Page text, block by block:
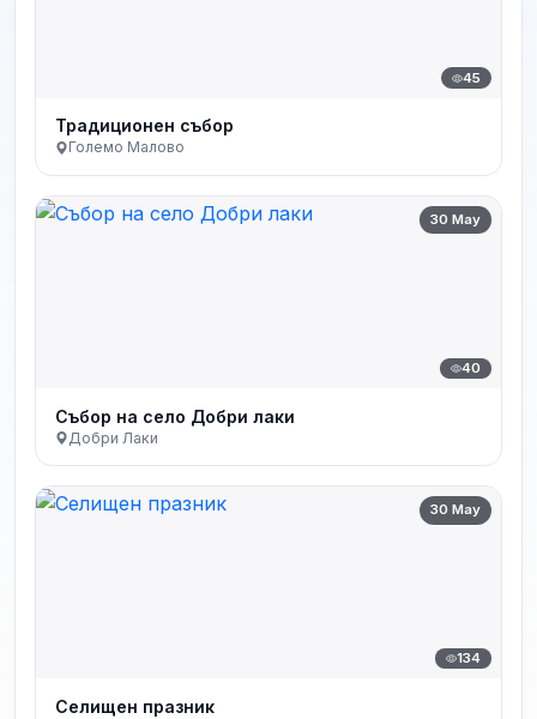
45
Традиционен събор
Големо Малово
30 May
40
Събор на село Добри лаки
Добри Лаки
30 May
134
Селищен празник